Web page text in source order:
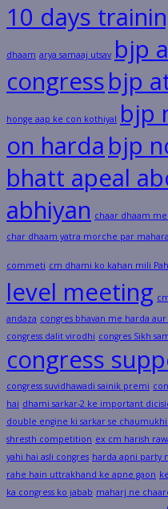
10 days
dhaam arya samaaj utsav bjp
congressbjp
honge aap ke con kothiyal bjp
on harda bjp
bhatt apeal
abhiyan chaar dhaam me
char dhaam yatra morche par
commeti cm dhami ko kahan mili
level meeting
andaza congres bhavan me harda
congress dalit virodhi congres Sikh
congress
congress suvidhawadi sainik premi
hai dhami sarkar-2 ke important
double engine ki sarkar se chaumukhi
shresth competition ex cm harish
yahi hai asli congres harda apni party
rahe hain uttrakhand ke apne gaon
ka congress ko jabab maharj ne